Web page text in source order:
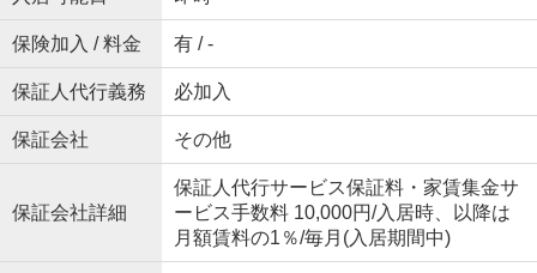
保険加入 / 料金 有 / -
保証人代行義務 必加入
保証会社 その他
保証会社詳細
保証人代行サービス保証料・家賃集金サ
ービス手数料 10,000円/入居時、以降は
月額賃料の1％/毎月(入居期間中)